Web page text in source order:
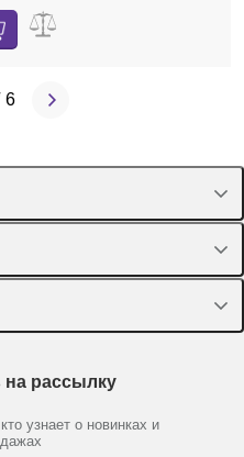
6
наборы
рассылку
узнает о новинках и